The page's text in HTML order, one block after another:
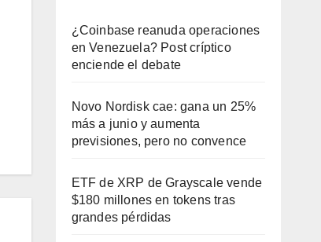
¿Coinbase reanuda operaciones
en Venezuela? Post críptico
enciende el debate
Novo Nordisk cae: gana un 25%
más a junio y aumenta
previsiones, pero no convence
ETF de XRP de Grayscale vende
$180 millones en tokens tras
grandes pérdidas